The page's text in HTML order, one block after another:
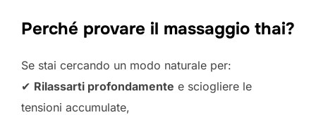
Perché provare il massaggio thai?
Se stai cercando un modo naturale per:
✔ Rilassarti profondamente e sciogliere le
tensioni accumulate,